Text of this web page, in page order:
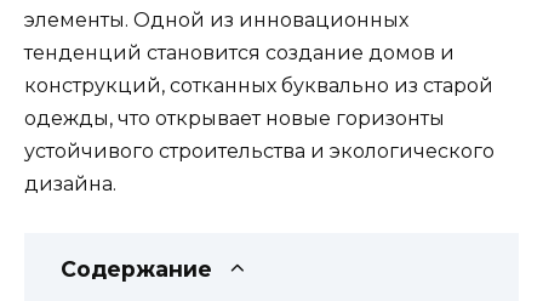
элементы. Одной из инновационных
тенденций становится создание домов и
конструкций, сотканных буквально из старой
одежды, что открывает новые горизонты
устойчивого строительства и экологического
дизайна.
Содержание